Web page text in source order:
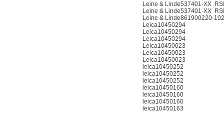
Leine & Linde537401-XX
Leine & Linde537401-XX
Leine & Linde861900220-
Leica10450294
Leica10450294
Leica10450294
Leica10450023
Leica10450023
Leica10450023
leica10450252
leica10450252
leica10450252
leica10450160
leica10450160
leica10450160
leica10450163